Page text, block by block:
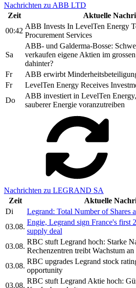
Nachrichten zu ABB LTD
Zeit
Aktuelle
00:42
ABB Invests In LevelTen Energy
Procurement Services
Sa
ABB- und Galderma-Bosse:
verkaufen eigene Aktien im
dahinter?
Fr
ABB erwirbt
Fr
LevelTen Energy Receives
Do
ABB investiert in LevelTen
sauberer Energie voranzutreiben
Nachrichten zu LEGRAND SA
Zeit
Aktuelle
Di
Legrand: Total Number of Shares
03.08.
Engie, Legrand sign France's first
supply deal
03.08.
RBC stuft Legrand hoch: Starke
Rechenzentren treibt Wachstum an
03.08.
RBC upgrades Legrand stock
opportunity
03.08.
RBC stuft Legrand Aktie hoch: